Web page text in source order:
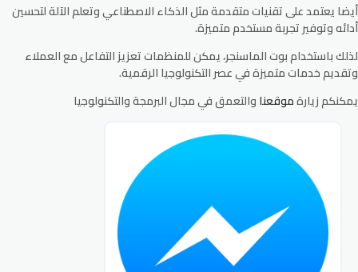
أيضا يعتمد على تقنيات متقدمة مثل الذكاء الاصطناعي وتعلم الآلة لتحسين
أدائه وتوفير تجربة مستخدم متميزة.
لذلك باستخدام بوت الماسنجر، يمكن للمنظمات تعزيز التفاعل مع العملاء
وتقديم خدمات متميزة في عصر التكنولوجيا الرقمية.
يمكنكم زيارةموقعناوالتعمق في مجال البرمجة والتكنولوجيا